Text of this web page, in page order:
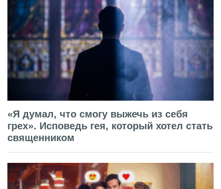
«Я думал, что смогу выжечь из себя
грех». Исповедь гея, который хотел стать
священником